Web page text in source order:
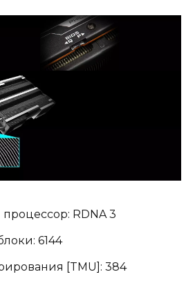
RDNA 3
6144
[TMU]: 384